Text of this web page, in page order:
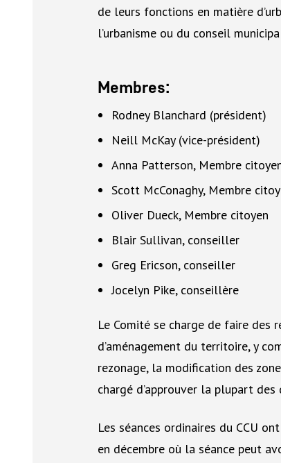
de leurs fonctions en matière
l’urbanisme ou du conseil
Membres:
Rodney Blanchard (président)
Neill McKay (vice-président)
Anna Patterson, Membre
Scott McConaghy, Membre
Oliver Dueck, Membre citoyen
Blair Sullivan, conseiller
Greg Ericson, conseiller
Jocelyn Pike, conseillère
Le Comité se charge de faire des
d’aménagement du territoire, y
rezonage, la modification des
chargé d’approuver la plupart
Les séances ordinaires du CCU
en décembre où la séance peut